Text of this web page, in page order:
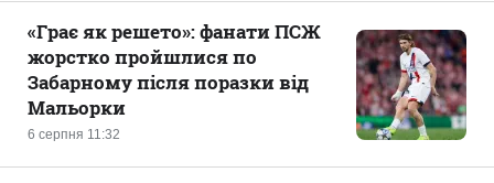
6 серпня 11:32
«Грає як решето»: фанати ПСЖ
жорстко пройшлися по
Забарному після поразки від
Мальорки